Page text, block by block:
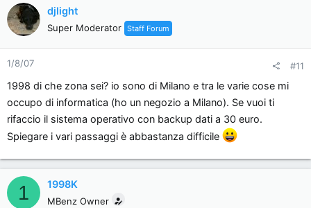
djlight
Super Moderator Staff Forum
1/8/07 #11
1998 di che zona sei? io sono di Milano e tra le varie cose mi
occupo di informatica (ho un negozio a Milano). Se vuoi ti
rifaccio il sistema operativo con backup dati a 30 euro.
Spiegare i vari passaggi è abbastanza difficile
1 1998K
MBenz Owner